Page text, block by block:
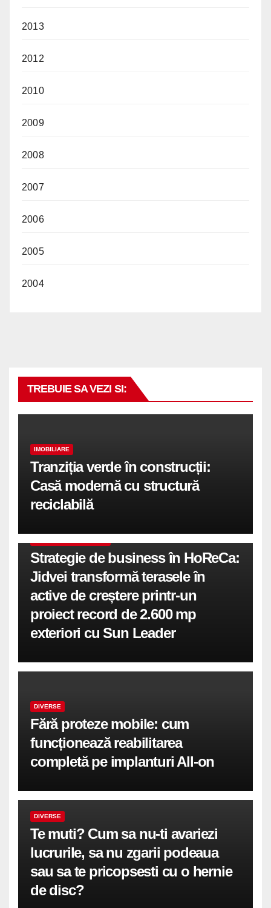
2013
2012
2010
2009
2008
2007
2006
2005
2004
TREBUIE SA VEZI SI:
IMOBILIARE
Tranziția verde în construcții:
Casă modernă cu structură
reciclabilă
Strategie de business în HoReCa:
Jidvei transformă terasele în
active de creștere printr-un
proiect record de 2.600 mp
exteriori cu Sun Leader
DIVERSE
Fără proteze mobile: cum
funcționează reabilitarea
completă pe implanturi All-on
DIVERSE
Te muti? Cum sa nu-ti avariezi
lucrurile, sa nu zgarii podeaua
sau sa te pricopsesti cu o hernie
de disc?